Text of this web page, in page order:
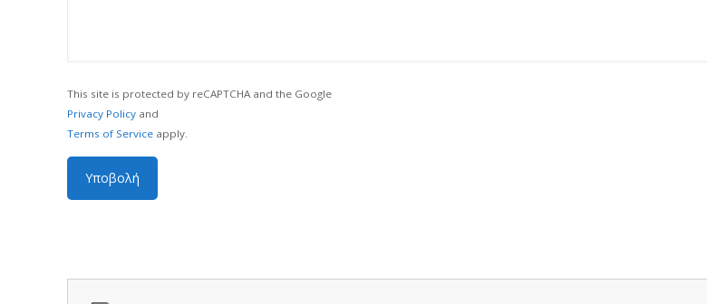
This site is protected by reCAPTCHA and the Google
Privacy Policy and
Terms of Service apply.